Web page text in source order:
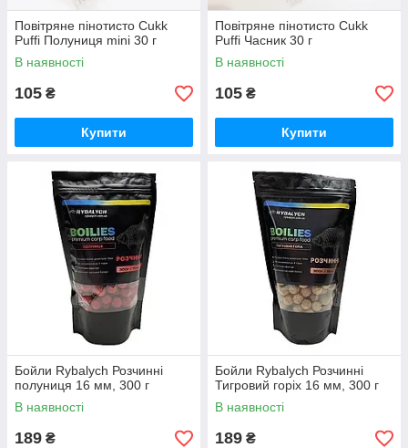
Повітряне пінотисто Cukk
Puffi Полуниця mini 30 г
В наявності
105 ₴
Купити
Повітряне пінотисто Cukk
Puffi Часник 30 г
В наявності
105 ₴
Купити
Бойли Rybalych Розчинні
полуниця 16 мм, 300 г
В наявності
189 ₴
Бойли Rybalych Розчинні
Тигровий горіх 16 мм, 300 г
В наявності
189 ₴